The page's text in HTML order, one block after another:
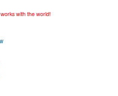
with the world!